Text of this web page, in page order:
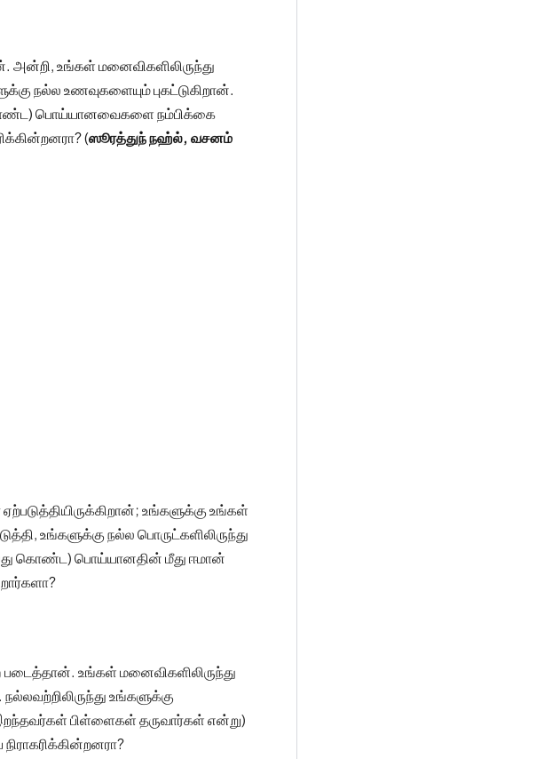
உங்கள் மனைவிகளிலிருந்து
நல்ல உணவுகளையும் புகட்டுகிறான்.
பொய்யானவைகளை நம்பிக்கை
(ஸூரத்துந் நஹ்ல், வசனம்
உங்களுக்கு உங்கள்
உங்களுக்கு நல்ல பொருட்களிலிருந்து
கொண்ட) பொய்யானதின் மீது ஈமான்
உங்கள் மனைவிகளிலிருந்து
உங்களுக்கு
பிள்ளைகள் தருவார்கள் என்று)